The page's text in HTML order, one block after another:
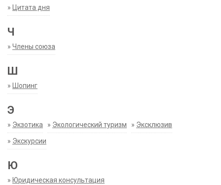
» Цитата дня
Ч
» Члены союза
Ш
» Шопинг
Э
» Экзотика » Экологический туризм » Эксклюзив
» Экскурсии
Ю
» Юридическая консультация